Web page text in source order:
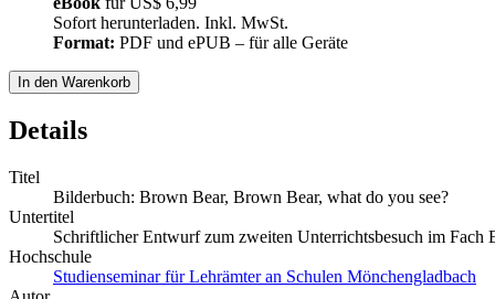
Sofort herunterladen. Inkl. MwSt.
Format: PDF und ePUB – für alle Geräte
In den Warenkorb
Details
Titel
Bilderbuch: Brown Bear, Brown Bear, what do you see?
Untertitel
Schriftlicher Entwurf zum zweiten Unterrichtsbesuch im Fach
Hochschule
Studienseminar für Lehrämter an Schulen Mönchengladbach